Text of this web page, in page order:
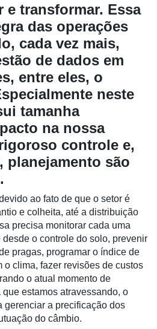
e transformar. Essa
das operações
cada vez mais,
de dados em
entre eles, o
neste
tamanha
na nossa
controle e,
planejamento são
ao fato de que o setor é
e colheita, até a distribuição
precisa monitorar cada uma
o controle do solo, prevenir
pragas, programar o índice de
o clima, fazer revisões de custos
o atual momento de
estamos atravessando, o
gerenciar a precificação dos
do câmbio.